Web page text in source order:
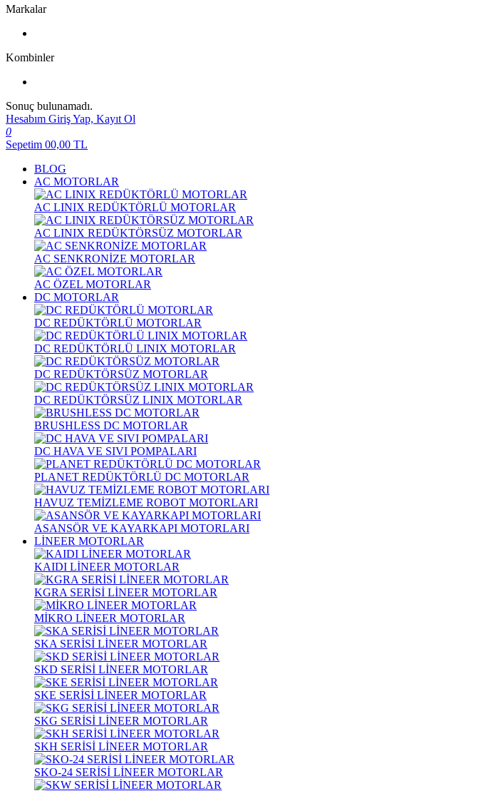
Markalar
Kombinler
Sonuç bulunamadı.
Hesabım Giriş Yap, Kayıt Ol
0
Sepetim 00,00 TL
BLOG
AC MOTORLAR
AC LINIX REDÜKTÖRLÜ MOTORLAR
AC LINIX REDÜKTÖRSÜZ MOTORLAR
AC SENKRONİZE MOTORLAR
AC ÖZEL MOTORLAR
DC MOTORLAR
DC REDÜKTÖRLÜ MOTORLAR
DC REDÜKTÖRLÜ LINIX MOTORLAR
DC REDÜKTÖRSÜZ MOTORLAR
DC REDÜKTÖRSÜZ LINIX MOTORLAR
BRUSHLESS DC MOTORLAR
DC HAVA VE SIVI POMPALARI
PLANET REDÜKTÖRLÜ DC MOTORLAR
HAVUZ TEMİZLEME ROBOT MOTORLARI
ASANSÖR VE KAYARKAPI MOTORLARI
LİNEER MOTORLAR
KAIDI LİNEER MOTORLAR
KGRA SERİSİ LİNEER MOTORLAR
MİKRO LİNEER MOTORLAR
SKA SERİSİ LİNEER MOTORLAR
SKD SERİSİ LİNEER MOTORLAR
SKE SERİSİ LİNEER MOTORLAR
SKG SERİSİ LİNEER MOTORLAR
SKH SERİSİ LİNEER MOTORLAR
SKO-24 SERİSİ LİNEER MOTORLAR